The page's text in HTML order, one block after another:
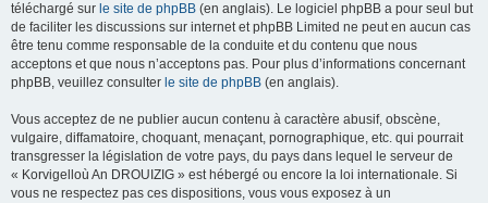
téléchargé sur le site de phpBB (en anglais). Le logiciel phpBB a pour seul but
de faciliter les discussions sur internet et phpBB Limited ne peut en aucun cas
être tenu comme responsable de la conduite et du contenu que nous
acceptons et que nous n’acceptons pas. Pour plus d’informations concernant
phpBB, veuillez consulter le site de phpBB (en anglais).
Vous acceptez de ne publier aucun contenu à caractère abusif, obscène,
vulgaire, diffamatoire, choquant, menaçant, pornographique, etc. qui pourrait
transgresser la législation de votre pays, du pays dans lequel le serveur de
« Korvigelloù An DROUIZIG » est hébergé ou encore la loi internationale. Si
vous ne respectez pas ces dispositions, vous vous exposez à un